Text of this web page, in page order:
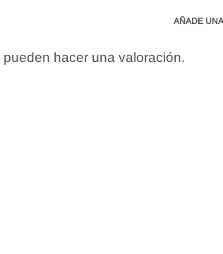
AÑADE
hacer una valoración.